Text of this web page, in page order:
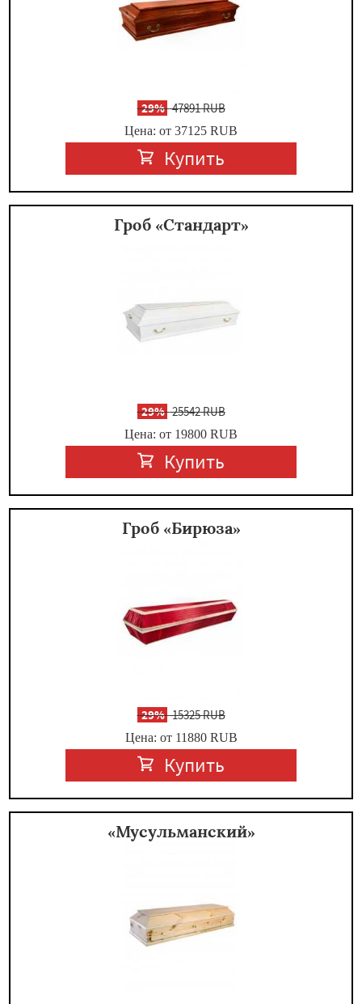
-29%47891 RUB
Цена: от 37125 RUB
Купить
Гроб «Стандарт»
-29%25542 RUB
Цена: от 19800 RUB
Купить
Гроб «Бирюза»
-29%15325 RUB
Цена: от 11880 RUB
Купить
«Мусульманский»